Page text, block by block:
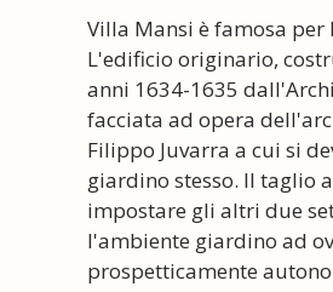
Villa Mansi è famosa
L'edificio originario,
anni 1634-1635
facciata ad opera
Filippo Juvarra a cui si
giardino stesso. Il taglio
impostare gli altri due
l'ambiente giardino ad
prospetticamente